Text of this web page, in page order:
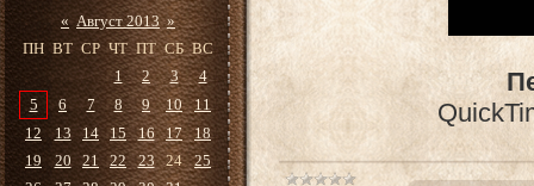
« Август 2013 »
ПН ВТ СР ЧТ ПТ СБ ВС
1
2 3
4
5
6 7 8 9 10
11
12
13 14 15 16 17
18
19
20 21 22 23 24
25